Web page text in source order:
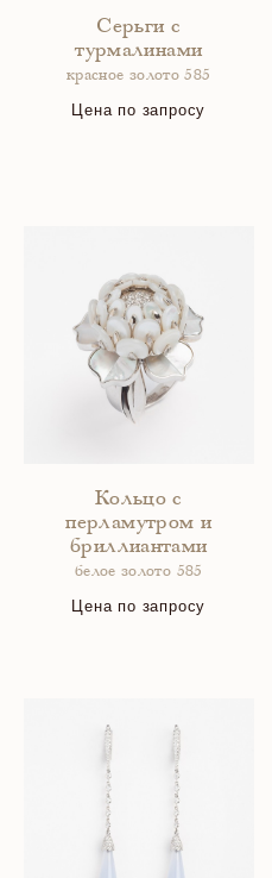
Серьги с
турмалинами
красное золото 585
Цена по запросу
Кольцо с
перламутром и
бриллиантами
белое золото 585
Цена по запросу